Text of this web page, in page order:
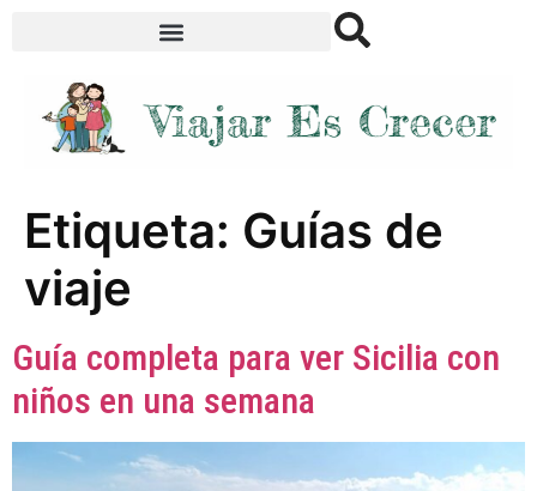
Etiqueta: Guías de
viaje
Guía completa para ver Sicilia con
niños en una semana